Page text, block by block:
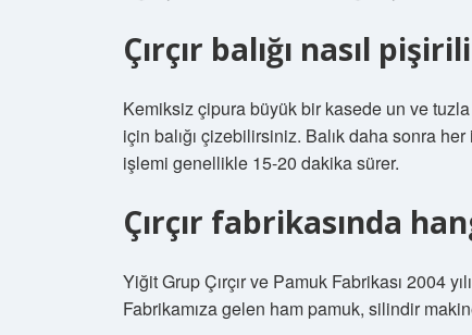
Çırçır balığı nasıl
Kemiksiz çipura büyük bir kasede un ve tuzla
için balığı çizebilirsiniz. Balık daha sonra
işlemi genellikle 15-20 dakika sürer.
Çırçır fabrikasında
Yiğit Grup Çırçır ve Pamuk Fabrikası 2004
Fabrikamıza gelen ham pamuk, silindir